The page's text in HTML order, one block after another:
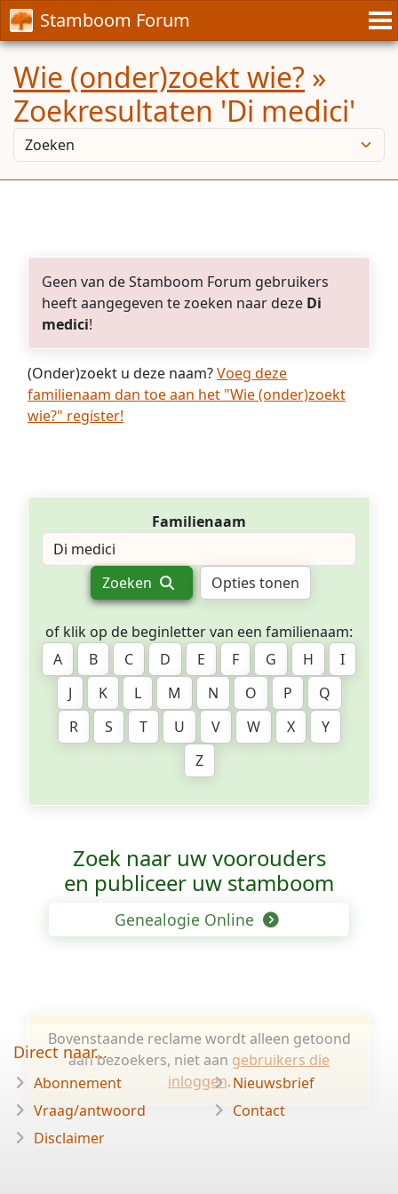
Stamboom Forum
Wie (onder)zoekt wie? »
Zoekresultaten 'Di medici'
Geen van de Stamboom Forum gebruikers
heeft aangegeven te zoeken naar deze Di
medici!
(Onder)zoekt u deze naam?Voeg deze
familienaam dan toe aan het "Wie (onder)zoekt
wie?" register!
Familienaam
Zoeken Opties tonen
of klik op de beginletter van een familienaam:
A
B C D E F G H
I
J
K L M N O P
Q
R
S T U V W X
Y
Z
Zoek naar uw voorouders
en publiceer uw stamboom
Genealogie Online
Bovenstaande reclame wordt alleen getoond
aan bezoekers, niet aan gebruikers die
inloggen.
Direct naar...
Abonnement
Vraag/antwoord
Disclaimer
Nieuwsbrief
Contact